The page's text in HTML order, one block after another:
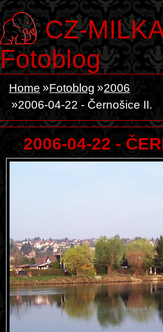
CZ-
Fotoblog
Home Fotoblog
2006
2006-04-22 - Černošice II.
2006-04-22 -